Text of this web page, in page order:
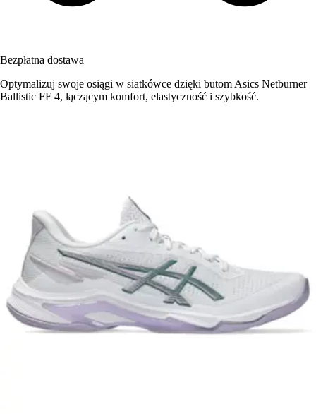
Bezpłatna dostawa
Optymalizuj swoje osiągi w siatkówce dzięki butom Asics Netburner
Ballistic FF 4, łączącym komfort, elastyczność i szybkość.